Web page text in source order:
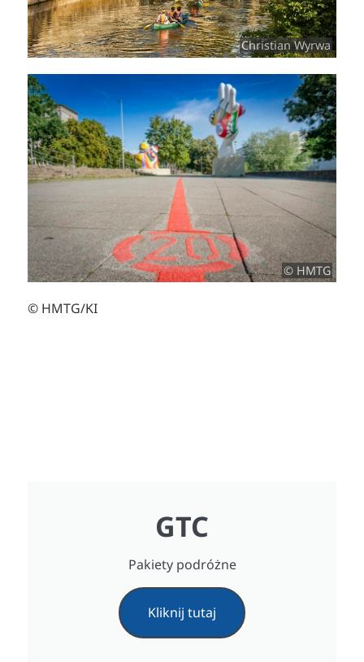
Christian Wyrwa
© HMTG
© HMTG/KI
GTC
Pakiety podróżne
Kliknij tutaj